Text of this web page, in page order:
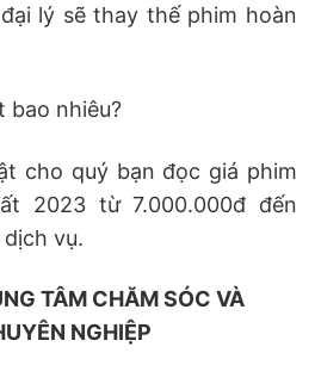
lý sẽ thay thế phim hoàn
bao nhiêu?
cho quý bạn đọc giá phim
2023 từ 7.000.000đ đến
vụ.
TÂM CHĂM SÓC VÀ
NGHIỆP